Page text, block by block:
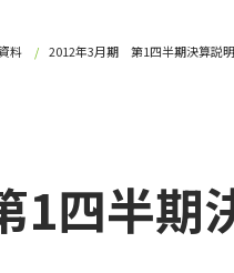
料 2012年3月期 第1四半期決算説
四半期